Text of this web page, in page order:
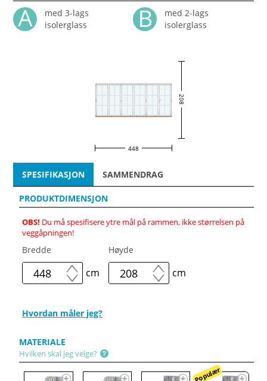
med 3-lags
isolerglass
med 2-lags
isolerglass
208
448
SPESIFIKASJON SAMMENDRAG
PRODUKTDIMENSJON
OBS! Du må spesifisere ytre mål på rammen, ikke størrelsen på
veggåpningen!
Bredde
cm
Høyde
cm
Hvordan måler jeg?
MATERIALE
Hvilken skal jeg velge?
Populær